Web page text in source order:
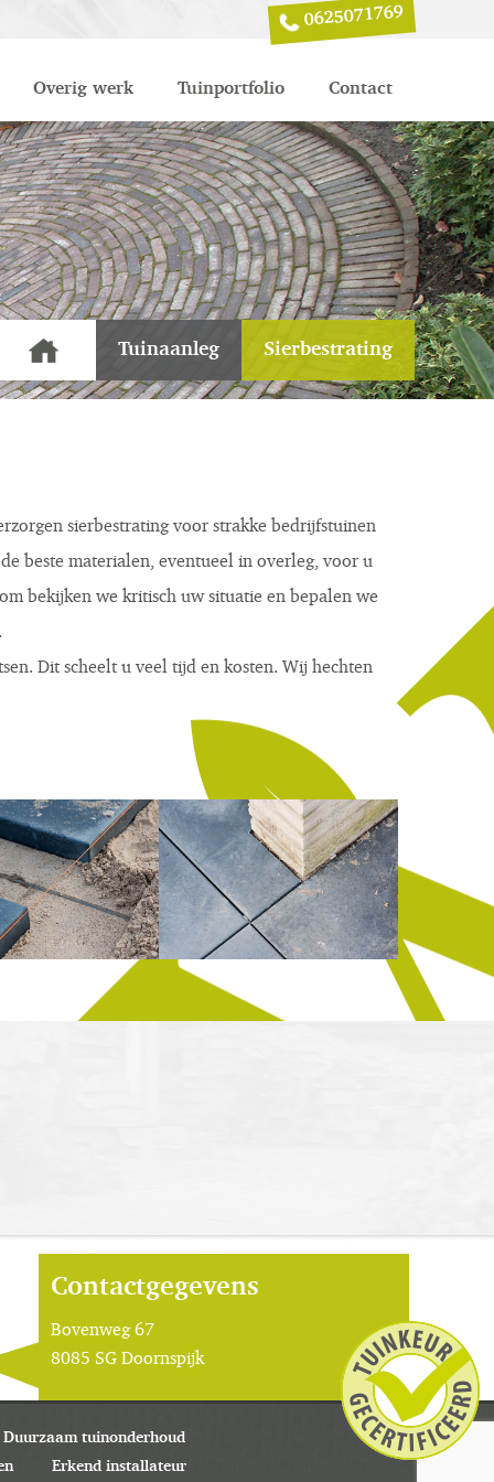
0625071769
Overig werk Tuinportfolio Contact
Tuinaanleg Sierbestrating
sierbestrating voor strakke bedrijfstuinen
beste materialen, eventueel in overleg, voor u
bekijken we kritisch uw situatie en bepalen we
Dit scheelt u veel tijd en kosten. Wij hechten
Contactgegevens
Bovenweg 67
8085 SG Doornspijk
@E-mail ons!
Duurzaam tuinonderhoud
Erkend installateur